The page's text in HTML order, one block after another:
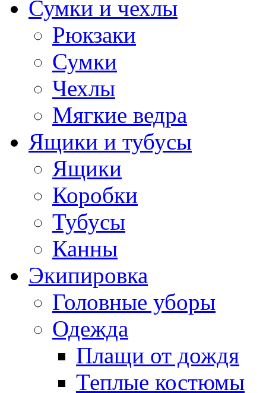
Сумки и чехлы
Рюкзаки
Сумки
Чехлы
Мягкие ведра
Ящики и тубусы
Ящики
Коробки
Тубусы
Канны
Экипировка
Головные уборы
Одежда
Плащи от дождя
Теплые костюмы